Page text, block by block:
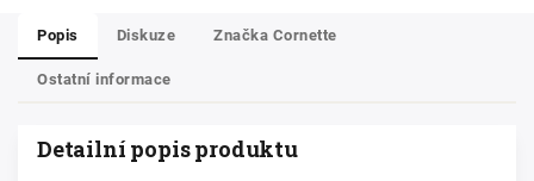
Popis Diskuze Značka Cornette
Ostatní informace
Detailní popis produktu